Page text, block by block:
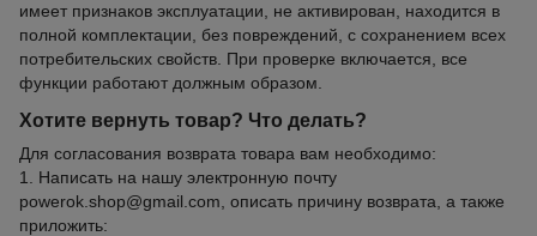
имеет признаков эксплуатации, не активирован, находится в
полной комплектации, без повреждений, с сохранением всех
потребительских свойств. При проверке включается, все
функции работают должным образом.
Хотите вернуть товар? Что делать?
Для согласования возврата товара вам необходимо:
1. Написать на нашу электронную почту
powerok.shop@gmail.com, описать причину возврата, а также
приложить: